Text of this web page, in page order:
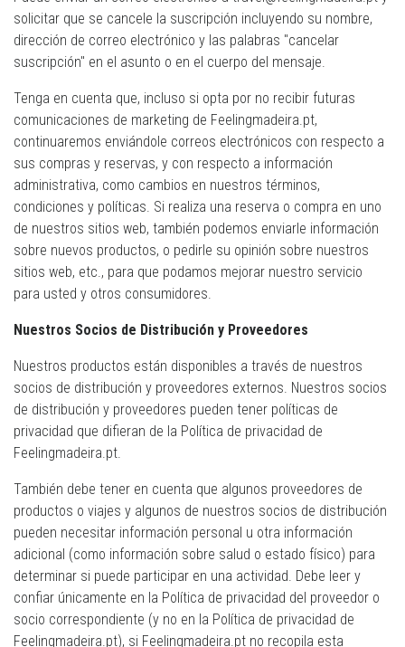
solicitar que se cancele la suscripción incluyendo su nombre,
dirección de correo electrónico y las palabras "cancelar
suscripción" en el asunto o en el cuerpo del mensaje.
Tenga en cuenta que, incluso si opta por no recibir futuras
comunicaciones de marketing de Feelingmadeira.pt,
continuaremos enviándole correos electrónicos con respecto a
sus compras y reservas, y con respecto a información
administrativa, como cambios en nuestros términos,
condiciones y políticas. Si realiza una reserva o compra en uno
de nuestros sitios web, también podemos enviarle información
sobre nuevos productos, o pedirle su opinión sobre nuestros
sitios web, etc., para que podamos mejorar nuestro servicio
para usted y otros consumidores.
Nuestros Socios de Distribución y Proveedores
Nuestros productos están disponibles a través de nuestros
socios de distribución y proveedores externos. Nuestros socios
de distribución y proveedores pueden tener políticas de
privacidad que difieran de la Política de privacidad de
Feelingmadeira.pt.
También debe tener en cuenta que algunos proveedores de
productos o viajes y algunos de nuestros socios de distribución
pueden necesitar información personal u otra información
adicional (como información sobre salud o estado físico) para
determinar si puede participar en una actividad. Debe leer y
confiar únicamente en la Política de privacidad del proveedor o
socio correspondiente (y no en la Política de privacidad de
Feelingmadeira.pt), si Feelingmadeira.pt no recopila esta